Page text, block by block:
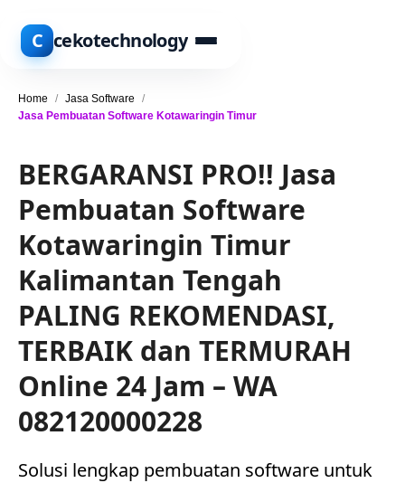
C cekotechnology
Home / Jasa Software
/
Jasa Pembuatan Software Kotawaringin Timur
BERGARANSI PRO!! Jasa
Pembuatan Software
Kotawaringin Timur
Kalimantan Tengah
PALING REKOMENDASI,
TERBAIK dan TERMURAH
Online 24 Jam – WA
082120000228
Solusi lengkap pembuatan software untuk